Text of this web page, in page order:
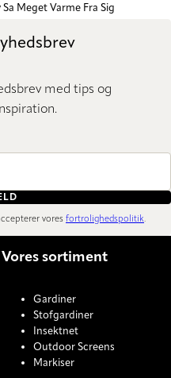
Meget Varme Fra Sig
med tips og
vores fortrolighedspolitik.
Vores sortiment
Gardiner
Stofgardiner
Insektnet
Outdoor Screens
Markiser